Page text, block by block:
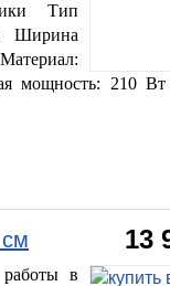
Тип
Ширина
мощность: 210 Вт
13
в